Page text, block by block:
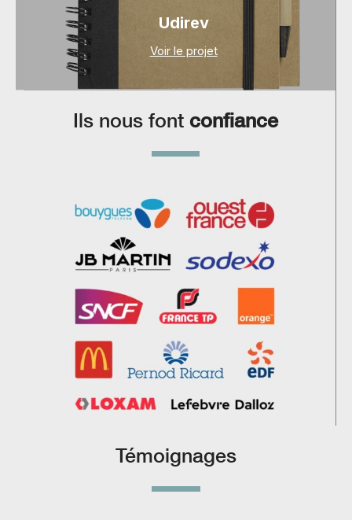
Udirev
Voir le projet
Ils nous font confiance
Témoignages